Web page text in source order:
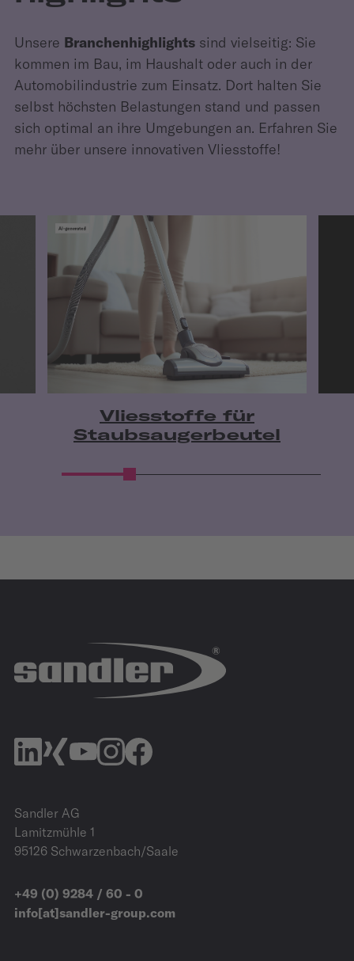
Unsere Branchenhighlights sind vielseitig: Sie
kommen im Bau, im Haushalt oder auch in der
Automobilindustrie zum Einsatz. Dort halten Sie
selbst höchsten Belastungen stand und passen
sich optimal an ihre Umgebungen an. Erfahren Sie
mehr über unsere innovativen Vliesstoffe!
Vliesstoffe für
Staubsaugerbeutel
IZB Website
Sandler AG
Lamitzmühle 1
95126 Schwarzenbach/Saale
+49 (0) 9284 / 60 - 0
info[at]sandler-group.com